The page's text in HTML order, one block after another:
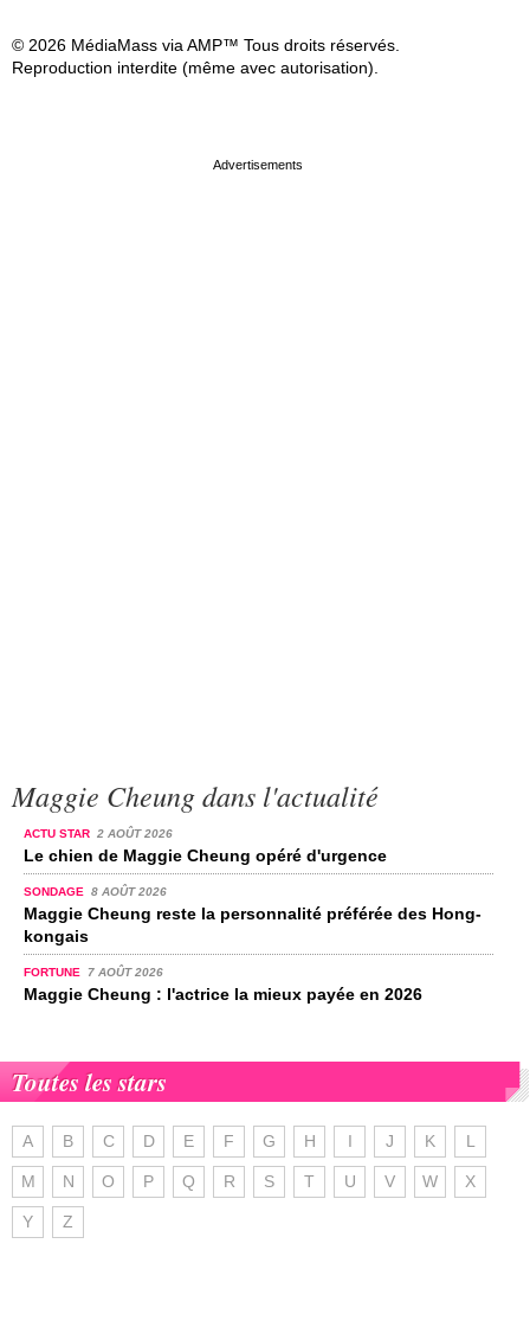
© 2026 MédiaMass via AMP™ Tous droits réservés.
Reproduction interdite (même avec autorisation).
Maggie Cheung dans l'actualité
ACTU STAR 2 AOÛT 2026
Le chien de Maggie Cheung opéré d'urgence
SONDAGE 8 AOÛT 2026
Maggie Cheung reste la personnalité préférée des Hong-
kongais
FORTUNE 7 AOÛT 2026
Maggie Cheung : l'actrice la mieux payée en 2026
Toutes les stars
A B C D E F G H I J K L
M N O P Q R S T U V W X
Y Z